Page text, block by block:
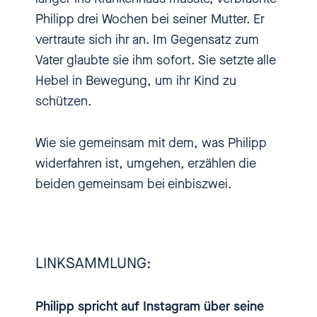
wieder hin. Ich kümmere mich
jetzt drum."
[00:01:02.610] - Nadia
Kailouli
Hi, herzlich willkommen bei
einbiszwei, dem Podcast über
Sexismus, sexuelle Übergriffe
Podcast geht es um persönliche
Missständen und um die Frage,
Philipp drei Wochen bei seiner Mutter. Er
vertraute sich ihr an. Im Gegensatz zum
Vater glaubte sie ihm sofort. Sie setzte alle
Hebel in Bewegung, um ihr Kind zu
schützen.
Wie sie gemeinsam mit dem, was Philipp
widerfahren ist, umgehen, erzählen die
beiden gemeinsam bei einbiszwei.
LINKSAMMLUNG:
Philipp spricht auf Instagram über seine